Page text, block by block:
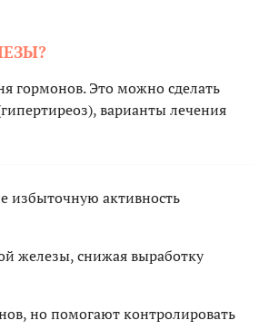
гормонов. Это можно сделать
варианты лечения
избыточную активность
железы, снижая выработку
но помогают контролировать